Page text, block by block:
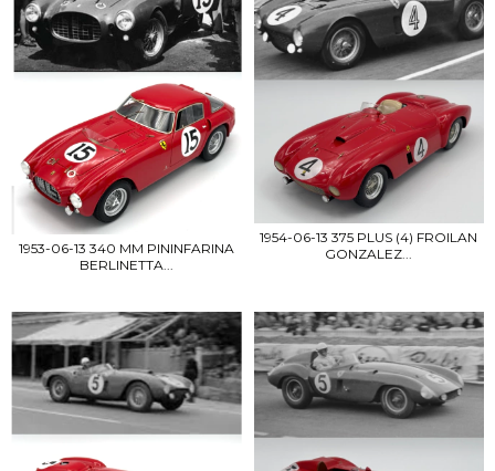
1953-06-13 340 MM PININFARINA
BERLINETTA...
1954-06-13 375 PLUS (4) FROILAN
GONZALEZ...